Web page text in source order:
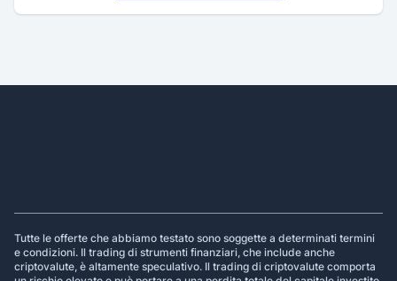
Tutte le offerte che abbiamo testato sono soggette a determinati termini
e condizioni. Il trading di strumenti finanziari, che include anche
criptovalute, è altamente speculativo. Il trading di criptovalute comporta